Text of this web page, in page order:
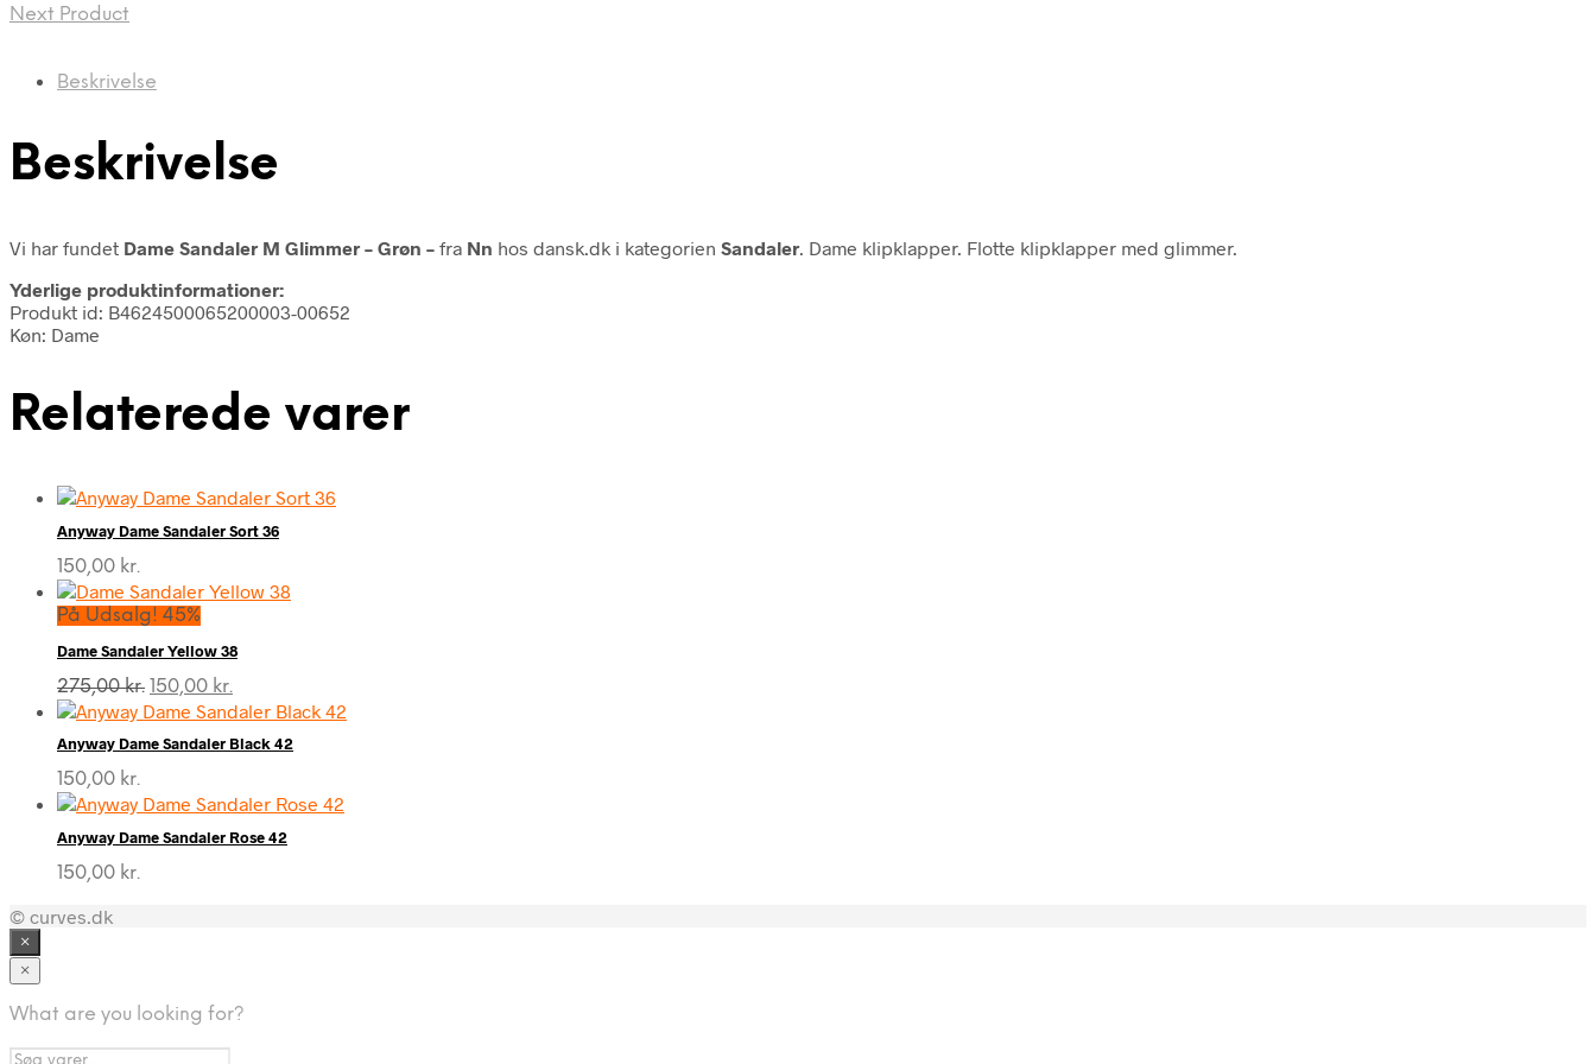
Next Product
Beskrivelse
Beskrivelse
Vi har fundet Dame Sandaler M Glimmer – Grøn – fra Nn hos dansk.dk i kategorien Sandaler . Dame klipklapper. Flotte klipklapper med glimmer.
Yderlige produktinformationer:
Produkt id: B4624500065200003-00652
Køn: Dame
Relaterede varer
Anyway Dame Sandaler Sort 36
150,00 kr.
På Udsalg! 45%
Dame Sandaler Yellow 38
275,00kr. Den
oprindelige
var:
150,00 kr.
aktuelle
er:
Anyway Dame Sandaler Black 42
150,00 kr.
Anyway Dame Sandaler Rose 42
150,00 kr.
© curves.dk
×
×
What are you looking for?